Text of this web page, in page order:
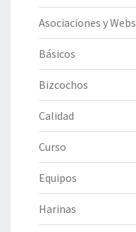
Asociaciones y Webs
Básicos
Bizcochos
Calidad
Curso
Equipos
Harinas